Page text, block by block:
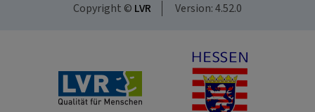
Copyright © LVR Version: 4.52.0